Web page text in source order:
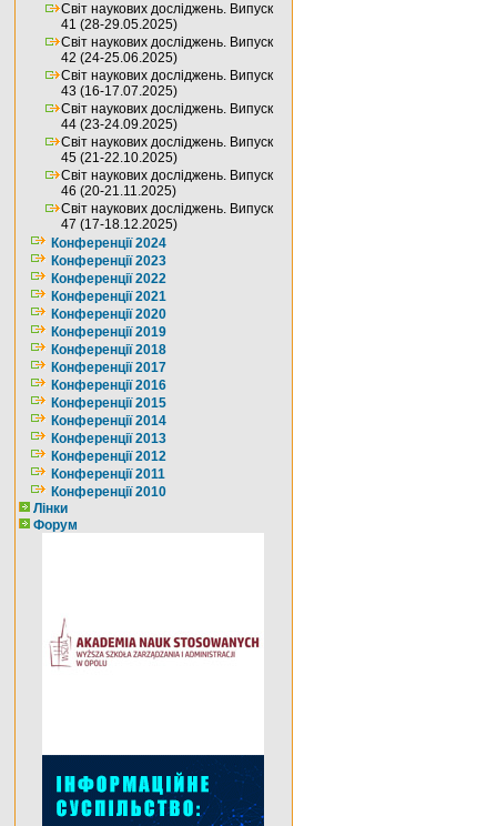
Світ наукових досліджень. Випуск
41 (28-29.05.2025)
Світ наукових досліджень. Випуск
42 (24-25.06.2025)
Світ наукових досліджень. Випуск
43 (16-17.07.2025)
Світ наукових досліджень. Випуск
44 (23-24.09.2025)
Світ наукових досліджень. Випуск
45 (21-22.10.2025)
Світ наукових досліджень. Випуск
46 (20-21.11.2025)
Світ наукових досліджень. Випуск
47 (17-18.12.2025)
Конференції 2024
Конференції 2023
Конференції 2022
Конференції 2021
Конференції 2020
Конференції 2019
Конференції 2018
Конференції 2017
Конференції 2016
Конференції 2015
Конференції 2014
Конференції 2013
Конференції 2012
Конференції 2011
Конференції 2010
Лінки
Форум